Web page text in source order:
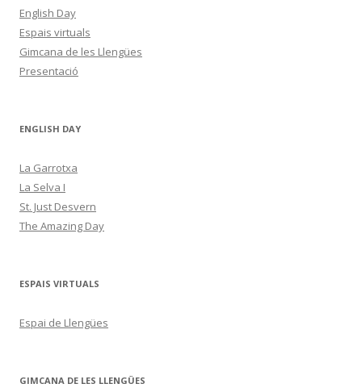
English Day
Espais virtuals
Gimcana de les Llengües
Presentació
ENGLISH DAY
La Garrotxa
La Selva I
St. Just Desvern
The Amazing Day
ESPAIS VIRTUALS
Espai de Llengües
GIMCANA DE LES LLENGÜES